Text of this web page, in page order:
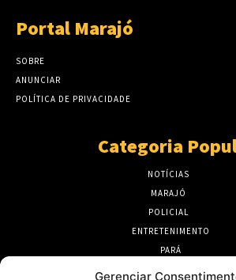
Gerenciar
Portal Marajó
SOBRE
ANUNCIAR
POLÍTICA DE PRIVACIDADE
Categoria
NOTÍCIAS
MARAJÓ
POLICIAL
ENTRETENIMENTO
PARÁ